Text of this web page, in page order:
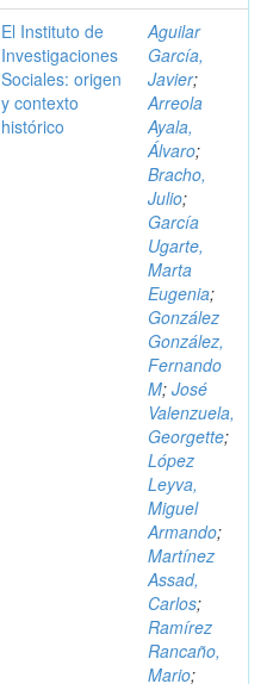
El Instituto de
Investigaciones
Sociales: origen
y contexto
histórico
Aguilar
García,
Javier;
Arreola
Ayala,
Álvaro;
Bracho,
Julio;
García
Ugarte,
Marta
Eugenia;
González
González,
Fernando
M; José
Valenzuela,
Georgette;
López
Leyva,
Miguel
Armando;
Martínez
Assad,
Carlos;
Ramírez
Rancaño,
Mario;